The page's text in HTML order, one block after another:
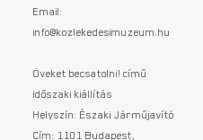
Email:
info@kozlekedesimuzeum.hu
Öveket becsatolni! című
időszaki kiállítás
Helyszín: Északi Járműjavító
Cím: 1101 Budapest,